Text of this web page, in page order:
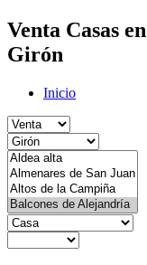
Venta Casas
Girón
Inicio